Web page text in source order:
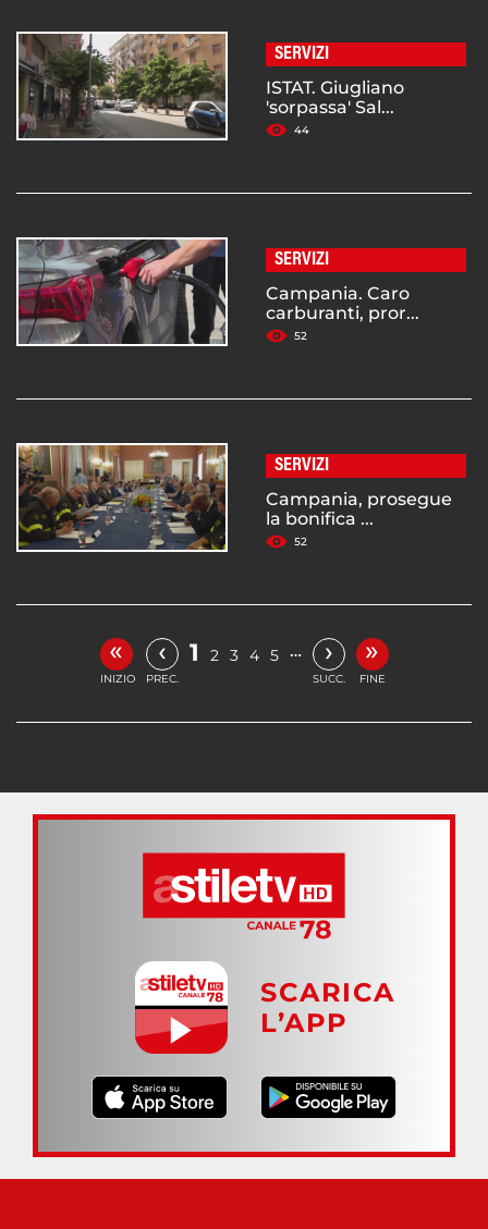
SERVIZI
ISTAT. Giugliano
'sorpassa' Sal...
44
SERVIZI
Campania. Caro
carburanti, pror...
52
SERVIZI
Campania, prosegue
la bonifica ...
52
«
INIZIO
‹
PREC.
1 2 3 4 5 … ›
SUCC.
»
FINE
SCARICA
L’APP